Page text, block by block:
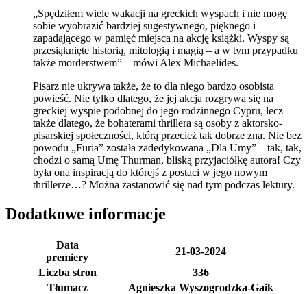
„Spędziłem wiele wakacji na greckich wyspach i nie mogę
sobie wyobrazić bardziej sugestywnego, pięknego i
zapadającego w pamięć miejsca na akcję książki. Wyspy są
przesiąknięte historią, mitologią i magią – a w tym przypadku
także morderstwem” – mówi Alex Michaelides.
Pisarz nie ukrywa także, że to dla niego bardzo osobista
powieść. Nie tylko dlatego, że jej akcja rozgrywa się na
greckiej wyspie podobnej do jego rodzinnego Cypru, lecz
także dlatego, że bohaterami thrillera są osoby z aktorsko-
pisarskiej społeczności, którą przecież tak dobrze zna. Nie bez
powodu „Furia” została zadedykowana „Dla Umy” – tak, tak,
chodzi o samą Umę Thurman, bliską przyjaciółkę autora! Czy
była ona inspiracją do którejś z postaci w jego nowym
thrillerze…? Można zastanowić się nad tym podczas lektury.
Dodatkowe informacje
Data
premiery
21-03-2024
Liczba stron
336
Tłumacz
Agnieszka Wyszogrodzka-Gaik